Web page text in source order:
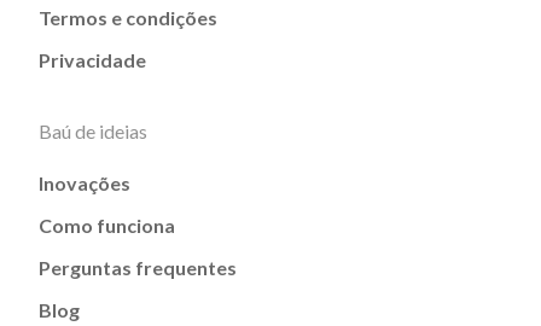
Termos e condições
Privacidade
Baú de ideias
Inovações
Como funciona
Perguntas frequentes
Blog